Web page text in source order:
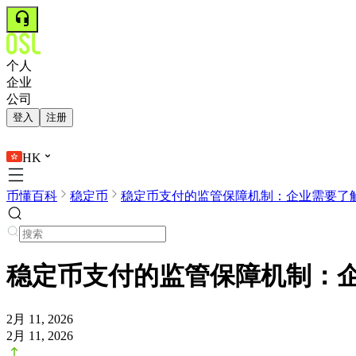
个人
企业
公司
登入 注册
HK
币懂百科 稳定币 稳定币支付的监管保障机制：企业需要了
稳定币支付的监管保障机制：
2月 11, 2026
2月 11, 2026